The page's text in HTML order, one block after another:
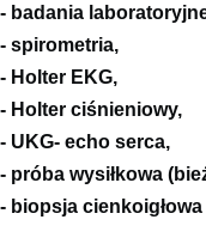
- badania
- spirometria,
- Holter EKG,
- Holter ciśnieniowy,
- UKG- echo serca,
- próba wysiłkowa
- biopsja